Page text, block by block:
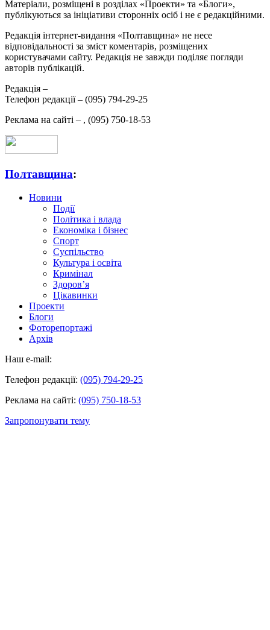
Матеріали, розміщені в розділах «Проекти» та «Блоги»,
публікуються за ініціативи сторонніх осіб і не є редакційними.
Редакція інтернет-видання «Полтавщина» не несе
відповідальності за зміст коментарів, розміщених
користувачами сайту. Редакція не завжди поділяє погляди
авторів публікацій.
Редакція –
Телефон редакції – (095) 794-29-25
Реклама на сайті – , (095) 750-18-53
Полтавщина:
Новини
Події
Політика і влада
Економіка і бізнес
Спорт
Суспільство
Культура і освіта
Кримінал
Здоров’я
Цікавинки
Проекти
Блоги
Фоторепортажі
Архів
Наш e-mail:
Телефон редакції: (095) 794-29-25
Реклама на сайті: (095) 750-18-53
Запропонувати тему